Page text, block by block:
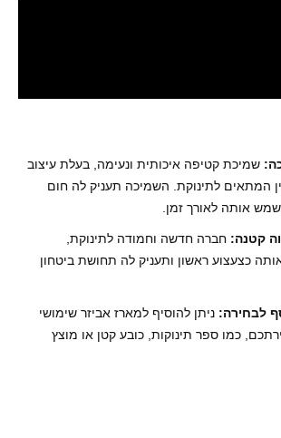
שמיכת קטיפה איכותית ונעימה, בעלת עיצוב
המתאים לתינוקת. השמיכה תעניק לה חום
אותה לאורך זמן.
קטנה: חברה חדשה וחמודה לתינוקת,
כצעצוע ראשון ותעניק לה תחושת ביטחון
לבחירה: ניתן להוסיף למארז אביזר שימושי
כמו ספר תינוקות, כובע קטן או מוצץ